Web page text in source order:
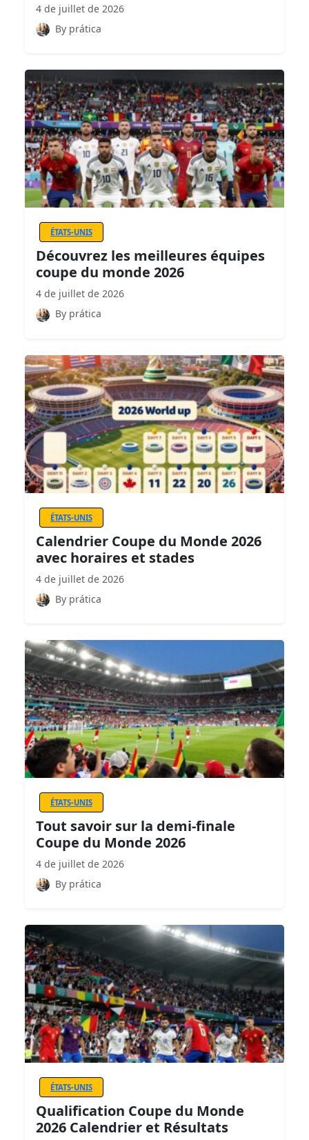
4 de juillet de 2026
By prática
ÉTATS-UNIS
Découvrez les meilleures équipes
coupe du monde 2026
4 de juillet de 2026
By prática
ÉTATS-UNIS
Calendrier Coupe du Monde 2026
avec horaires et stades
4 de juillet de 2026
By prática
ÉTATS-UNIS
Tout savoir sur la demi-finale
Coupe du Monde 2026
4 de juillet de 2026
By prática
ÉTATS-UNIS
Qualification Coupe du Monde
2026 Calendrier et Résultats